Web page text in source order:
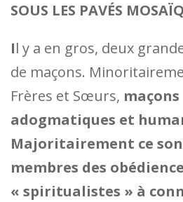
SOUS LES PAVÉS
Il y a en gros, deux
de maçons.
Frères et Sœurs, maçons
adogmatiques et
Majoritairement ce
membres des
« spiritualistes » à